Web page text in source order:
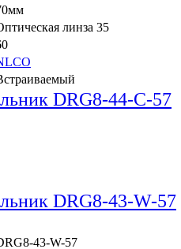
линза 35
DRG8-44-C-57
DRG8-43-W-57
43-W-57